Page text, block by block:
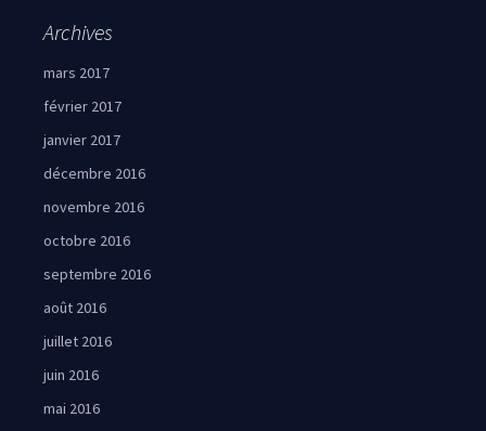
Archives
mars 2017
février 2017
janvier 2017
décembre 2016
novembre 2016
octobre 2016
septembre 2016
août 2016
juillet 2016
juin 2016
mai 2016